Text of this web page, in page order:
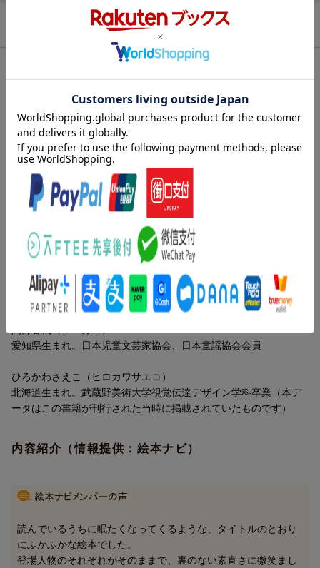
怖い夢を見てしまい、しょんぼり顔のもぐらくん。心配したみん
なは、楽しい夢を見る方法を考えます。そうだ！ みんなで一緒
に寝てみよう！ みんなで一緒に大きなお布団で寝てみよう！
さっそく大きなお布団を作り始めて…。
内容紹介（「BOOK」データベースより）
こわいゆめをみてしまった、もぐらくん。しんぱいしたみんな
は、たのしいゆめをみるほうほうをかんがえます。「みんなでい
っしょにねてみない？」「おおきなおふとんでねてみない？」す
ると、だれかがいいました。「みんなでつくろう」
著者情報（「BOOK」データベースより）
間部香代（マベカヨ）
愛知県生まれ。日本児童文芸家協会、日本童謡協会会員
ひろかわさえこ（ヒロカワサエコ）
北海道生まれ。武蔵野美術大学視覚伝達デザイン学科卒業（本デ
ータはこの書籍が刊行された当時に掲載されていたものです）
内容紹介（情報提供：絵本ナビ）
読んでいるうちに眠たくなってくるような、タイトルのとおり
にふかふかな絵本でした。
登場人物のそれぞれがそのままで、裏のない素直さに微笑まし